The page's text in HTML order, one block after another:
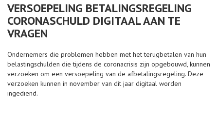
VERSOEPELING BETALINGSREGELING
CORONASCHULD DIGITAAL AAN TE
VRAGEN
Ondernemers die problemen hebben met het terugbetalen van hun
belastingschulden die tijdens de coronacrisis zijn opgebouwd, kunnen
verzoeken om een versoepeling van de afbetalingsregeling. Deze
verzoeken kunnen in november van dit jaar digitaal worden
ingediend.